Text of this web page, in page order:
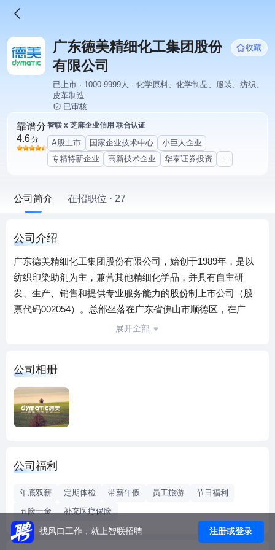
广东德美精细化工集团股份
有限公司
收藏
已上市 · 1000-9999人 · 化学原料、化学制品、服装、纺织、
皮革制造
已审核
靠谱分
4.6分
智联 x 芝麻企业信用 联合认证
A股上市 国家企业技术中心
小巨人企业
专精特新企业
高新技术企业 华泰证券投资 ...
公司简介 在招职位 · 27
公司介绍
广东德美精细化工集团股份有限公司，始创于1989年，是以
纺织印染助剂为主，兼营其他精细化学品，并具有自主研
发、生产、销售和提供专业服务能力的股份制上市公司（股
票代码002054）。总部坐落在广东省佛山市顺德区，在广
东、福建、浙江、江苏、山东、四川等地配套建设了生产基
品、有机硅及功能整理剂、防水剂和涂层整理剂、合成革水
性材料等。公司开创了印染助剂行业“技术+服务”营销模式，
在国内多地区投建生产基地，构建起业内较具竞争力的覆盖
全国的直销网络体系，持续拓展业务范围，不断丰富产品品
家级重点新产品。2014年，公司技术中心被认定为“国家认定
的技术型企业之一。
在石油精细化学品领域，以德荣化工为平台，与浙石化合作
展开全部
公司相册
公司福利
年底双薪 定期体检 带薪年假 员工旅游
节日福利
五险一金
补充医疗保险
找风口工作，就上智联招聘 注册或登录